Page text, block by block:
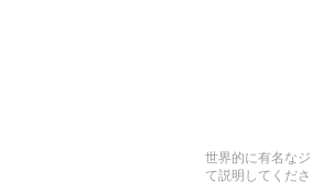
世界的に有名な
て説明してくだ